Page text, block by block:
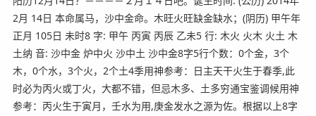
2月 14日 本命属马，沙中金命。木旺火旺缺金缺水；(阴历) 甲午年
正月 105日 未时8 字: 甲午 丙寅 丙辰 乙未5 行: 木火 火木 火土 木
土纳 音: 沙中金 炉中火 沙中土 沙中金8字5行个数：0个金，3个
木，0个水，3个火，2个土4季用神参考：日主天干火生于春季,此
时必为丙火或丁火，大都不错，但忌木多、土多穷通宝鉴调候用神
参考：丙火生于寅月，壬水为用,庚金发水之源为佐。根据以上8字